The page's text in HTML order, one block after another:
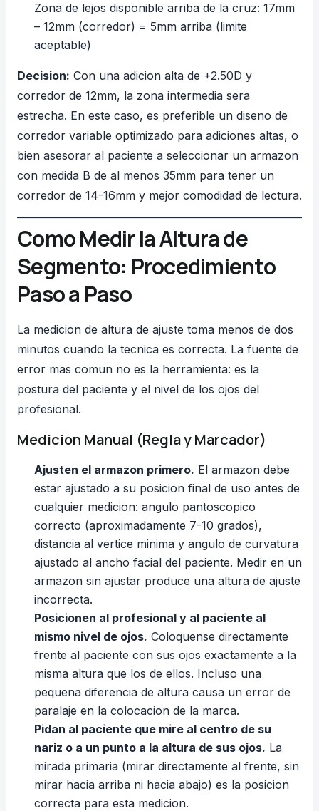
Zona de lejos disponible arriba de la cruz: 17mm
– 12mm (corredor) = 5mm arriba (limite
aceptable)
Decision: Con una adicion alta de +2.50D y
corredor de 12mm, la zona intermedia sera
estrecha. En este caso, es preferible un diseno de
corredor variable optimizado para adiciones altas, o
bien asesorar al paciente a seleccionar un armazon
con medida B de al menos 35mm para tener un
corredor de 14-16mm y mejor comodidad de lectura.
Como Medir la Altura de
Segmento: Procedimiento
Paso a Paso
La medicion de altura de ajuste toma menos de dos
minutos cuando la tecnica es correcta. La fuente de
error mas comun no es la herramienta: es la
postura del paciente y el nivel de los ojos del
profesional.
Medicion Manual (Regla y Marcador)
Ajusten el armazon primero. El armazon debe
estar ajustado a su posicion final de uso antes de
cualquier medicion: angulo pantoscopico
correcto (aproximadamente 7-10 grados),
distancia al vertice minima y angulo de curvatura
ajustado al ancho facial del paciente. Medir en un
armazon sin ajustar produce una altura de ajuste
incorrecta.
Posicionen al profesional y al paciente al
mismo nivel de ojos. Coloquense directamente
frente al paciente con sus ojos exactamente a la
misma altura que los de ellos. Incluso una
pequena diferencia de altura causa un error de
paralaje en la colocacion de la marca.
Pidan al paciente que mire al centro de su
nariz o a un punto a la altura de sus ojos. La
mirada primaria (mirar directamente al frente, sin
mirar hacia arriba ni hacia abajo) es la posicion
correcta para esta medicion.